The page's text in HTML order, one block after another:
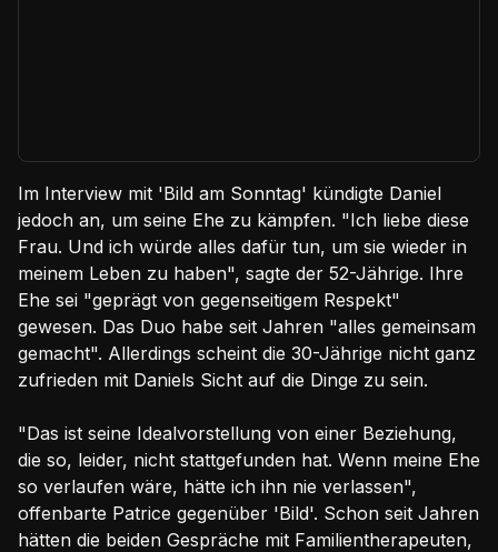
Im Interview mit 'Bild am Sonntag' kündigte Daniel
jedoch an, um seine Ehe zu kämpfen. "Ich liebe diese
Frau. Und ich würde alles dafür tun, um sie wieder in
meinem Leben zu haben", sagte der 52-Jährige. Ihre
Ehe sei "geprägt von gegenseitigem Respekt"
gewesen. Das Duo habe seit Jahren "alles gemeinsam
gemacht". Allerdings scheint die 30-Jährige nicht ganz
zufrieden mit Daniels Sicht auf die Dinge zu sein.
"Das ist seine Idealvorstellung von einer Beziehung,
die so, leider, nicht stattgefunden hat. Wenn meine Ehe
so verlaufen wäre, hätte ich ihn nie verlassen",
offenbarte Patrice gegenüber 'Bild'. Schon seit Jahren
hätten die beiden Gespräche mit Familientherapeuten,